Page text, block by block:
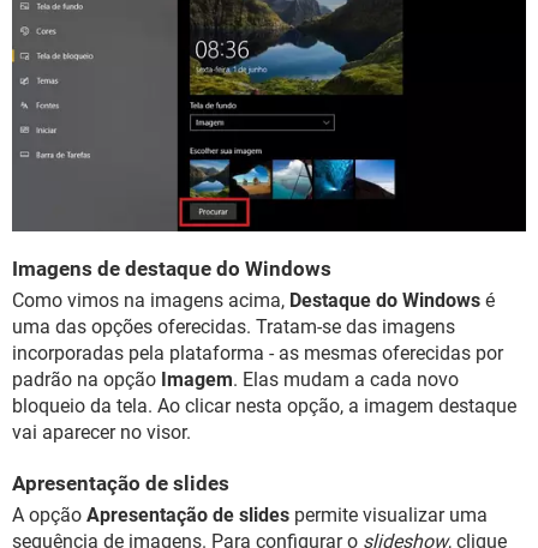
Imagens de destaque do Windows
Como vimos na imagens acima, Destaque do Windows é
uma das opções oferecidas. Tratam-se das imagens
incorporadas pela plataforma - as mesmas oferecidas por
padrão na opção Imagem. Elas mudam a cada novo
bloqueio da tela. Ao clicar nesta opção, a imagem destaque
vai aparecer no visor.
Apresentação de slides
A opção Apresentação de slides permite visualizar uma
sequência de imagens. Para configurar o slideshow, clique